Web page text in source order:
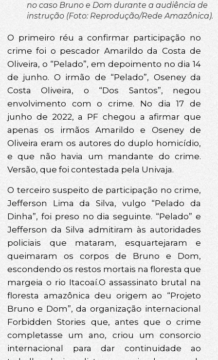
no caso Bruno e Dom durante a audiência de
instrução (Foto: Reprodução/Rede Amazônica).
O primeiro réu a confirmar participação no
crime foi o pescador Amarildo da Costa de
Oliveira, o “Pelado”, em depoimento no dia 14
de junho. O irmão de “Pelado”, Oseney da
Costa Oliveira, o “Dos Santos”, negou
envolvimento com o crime. No dia 17 de
junho de 2022, a PF chegou a afirmar que
apenas os irmãos Amarildo e Oseney de
Oliveira eram os autores do duplo homicídio,
e que não havia um mandante do crime.
Versão, que foi contestada pela Univaja.
O terceiro suspeito de participação no crime,
Jefferson Lima da Silva, vulgo “Pelado da
Dinha”, foi preso no dia seguinte. “Pelado” e
Jefferson da Silva admitiram às autoridades
policiais que mataram, esquartejaram e
queimaram os corpos de Bruno e Dom,
escondendo os restos mortais na floresta que
margeia o rio Itacoaí.O assassinato brutal na
floresta amazônica deu origem ao “Projeto
Bruno e Dom”, da organização internacional
Forbidden Stories que, antes que o crime
completasse um ano, criou um consorcio
internacional para dar continuidade ao